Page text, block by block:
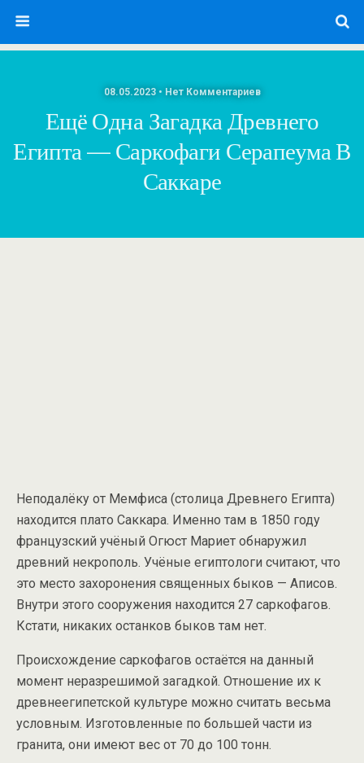
08.05.2023 • Нет Комментариев
Ещё Одна Загадка Древнего
Египта — Саркофаги Серапеума В
Саккаре
Неподалёку от Мемфиса (столица Древнего Египта)
находится плато Саккара. Именно там в 1850 году
французский учёный Огюст Мариет обнаружил
древний некрополь. Учёные египтологи считают, что
это место захоронения священных быков — Аписов.
Внутри этого сооружения находится 27 саркофагов.
Кстати, никаких останков быков там нет.
Происхождение саркофагов остаётся на данный
момент неразрешимой загадкой. Отношение их к
древнеегипетской культуре можно считать весьма
условным. Изготовленные по большей части из
гранита, они имеют вес от 70 до 100 тонн.